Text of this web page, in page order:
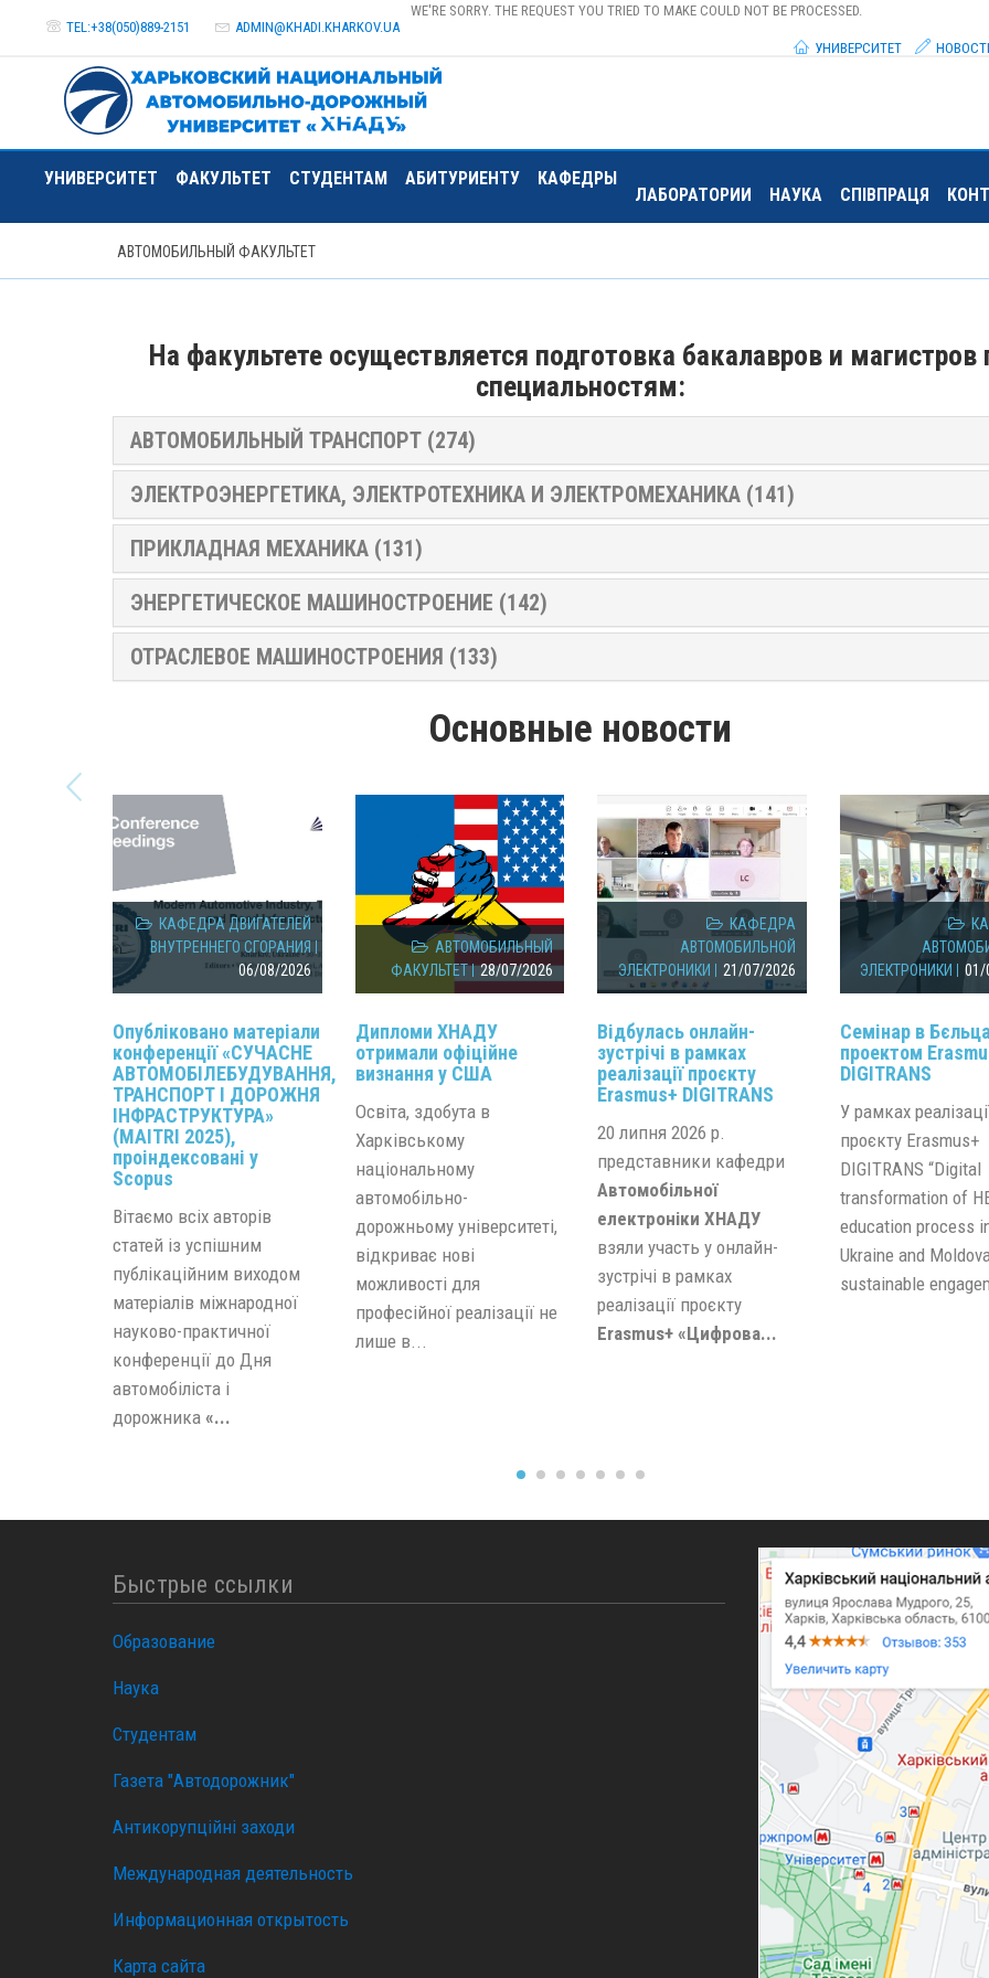
TEL:+38(050)889-2151 ADMIN@KHADI.KHARKOV.UA
WE'RE SORRY. THE REQUEST YOU TRIED TO MAKE COULD NOT BE PROCESSED.
УНИВЕРСИТЕТ
УНИВЕРСИТЕТ ФАКУЛЬТЕТ СТУДЕНТАМ АБИТУРИЕНТУ КАФЕДРЫ
ЛАБОРАТОРИИ НАУКА СПІВПРАЦЯ
АВТОМОБИЛЬНЫЙ ФАКУЛЬТЕТ
На факультете осуществляется подготовка бакалавров и магистров
специальностям:
АВТОМОБИЛЬНЫЙ ТРАНСПОРТ (274)
ЭЛЕКТРОЭНЕРГЕТИКА, ЭЛЕКТРОТЕХНИКА И ЭЛЕКТРОМЕХАНИКА (141)
ПРИКЛАДНАЯ МЕХАНИКА (131)
ЭНЕРГЕТИЧЕСКОЕ МАШИНОСТРОЕНИЕ (142)
ОТРАСЛЕВОЕ МАШИНОСТРОЕНИЯ (133)
Основные новости
КАФЕДРА ДВИГАТЕЛЕЙ
ВНУТРЕННЕГО СГОРАНИЯ
06/08/2026
Опубліковано матеріали
конференції «СУЧАСНЕ
АВТОМОБІЛЕБУДУВАННЯ,
ТРАНСПОРТ І ДОРОЖНЯ
ІНФРАСТРУКТУРА»
(MAITRI 2025),
проіндексовані у
Scopus
Вітаємо всіх авторів
статей із успішним
публікаційним виходом
матеріалів міжнародної
науково-практичної
конференції до Дня
автомобіліста і
дорожника «...
АВТОМОБИЛЬНЫЙ
ФАКУЛЬТЕТ
28/07/2026
Дипломи ХНАДУ
отримали офіційне
визнання у США
Освіта, здобута в
Харківському
національному
автомобільно-
дорожньому університеті,
відкриває нові
можливості для
професійної реалізації не
лише в...
КАФЕДРА
АВТОМОБИЛЬНОЙ
ЭЛЕКТРОНИКИ
21/07/2026
Відбулась онлайн-
зустрічі в рамках
реалізації проєкту
Erasmus+ DIGITRANS
20 липня 2026 р.
представники кафедри
Автомобільної
електроніки ХНАДУ
взяли участь у онлайн-
зустрічі в рамках
реалізації проєкту
Erasmus+ «Цифрова...
ЭЛЕКТРОНИКИ
01/
Семінар в
проектом
DIGITRANS
У рамках
проєкту Erasmus+
DIGITRANS “Digital
transformation of
education process
Ukraine and
sustainable
Быстрые ссылки
Образование
Наука
Студентам
Газета "Автодорожник"
Антикорупційні заходи
Международная деятельность
Информационная открытость
Карта сайта